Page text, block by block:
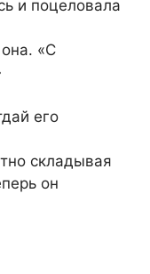
и поцеловала
«С
его
складывая
он